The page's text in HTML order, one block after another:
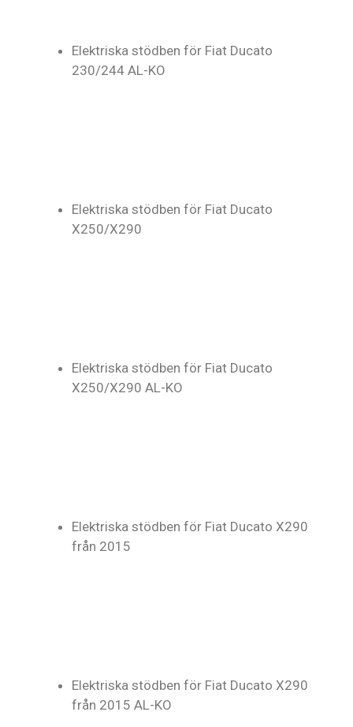
Elektriska stödben för Fiat Ducato
230/244 AL-KO
Elektriska stödben för Fiat Ducato
X250/X290
Elektriska stödben för Fiat Ducato
X250/X290 AL-KO
Elektriska stödben för Fiat Ducato X290
från 2015
Elektriska stödben för Fiat Ducato X290
från 2015 AL-KO